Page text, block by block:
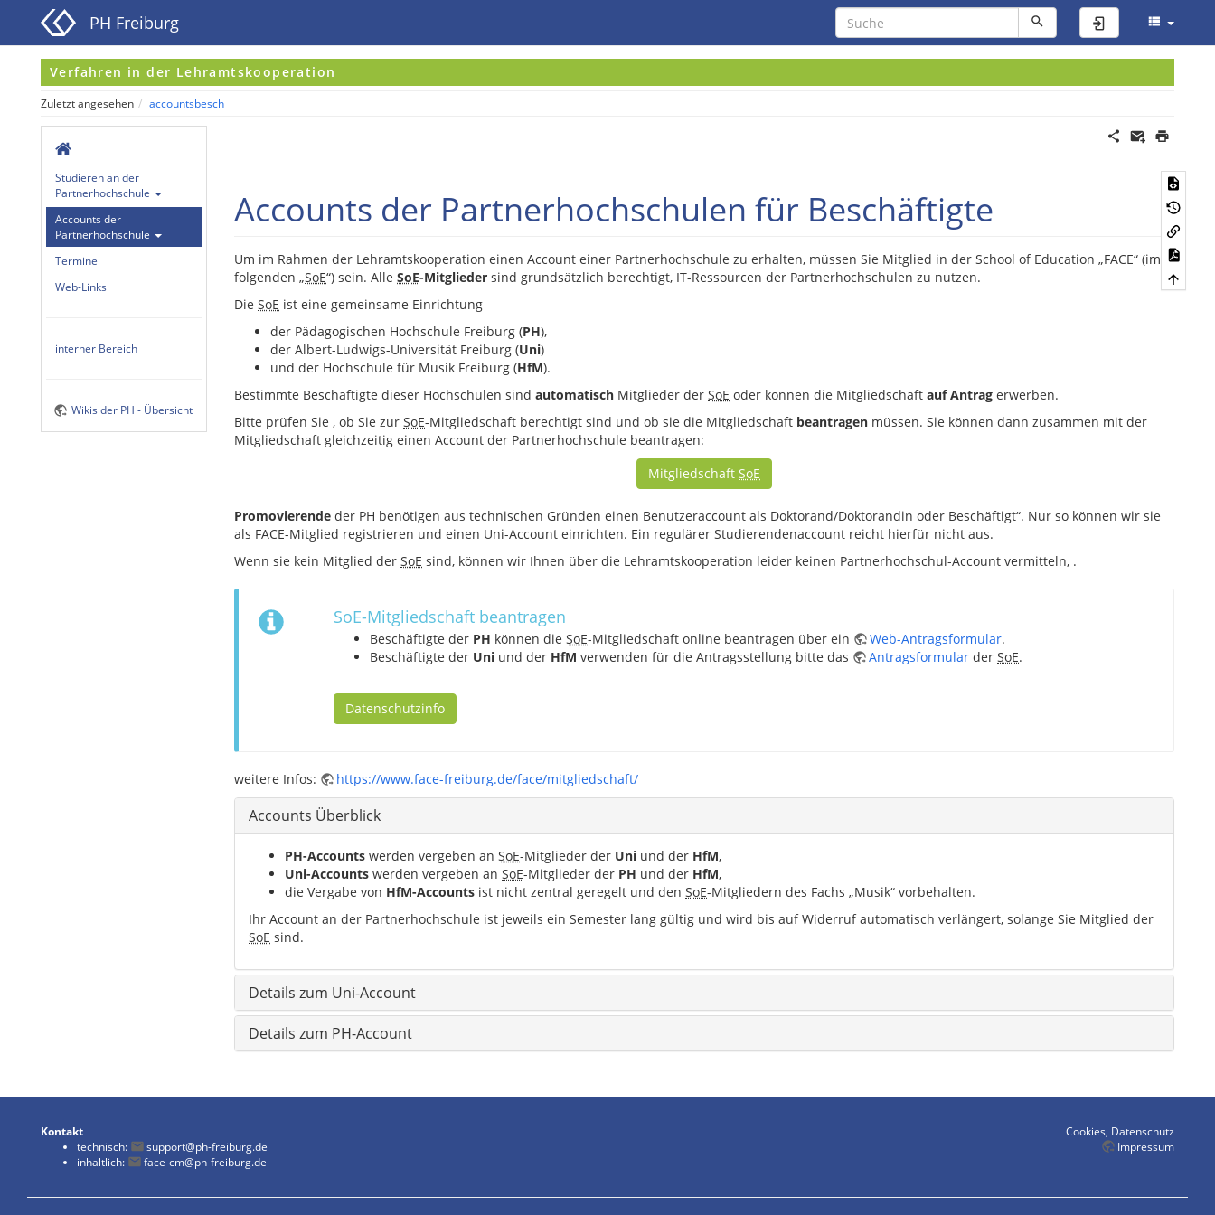
PH Freiburg Anmelden
Verfahren in der Lehramtskooperation
Zuletzt angesehen accountsbesch
Studieren an der
Partnerhochschule
Accounts der
Partnerhochschule
Termine
Web-Links
interner Bereich
Wikis der PH - Übersicht
Accounts der Partnerhochschulen für Beschäftigte
Um im Rahmen der Lehramtskooperation einen Account einer Partnerhochschule zu erhalten, müssen Sie Mitglied in der School of Education „FACE“ (im
folgenden „SoE“) sein. Alle SoE-Mitglieder sind grundsätzlich berechtigt, IT-Ressourcen der Partnerhochschulen zu nutzen.
Die SoE ist eine gemeinsame Einrichtung
der Pädagogischen Hochschule Freiburg (PH),
der Albert-Ludwigs-Universität Freiburg (Uni)
und der Hochschule für Musik Freiburg (HfM).
Bestimmte Beschäftigte dieser Hochschulen sind automatisch Mitglieder der SoE oder können die Mitgliedschaft auf Antrag erwerben.
Bitte prüfen Sie , ob Sie zur SoE-Mitgliedschaft berechtigt sind und ob sie die Mitgliedschaft beantragen müssen. Sie können dann zusammen mit der
Mitgliedschaft gleichzeitig einen Account der Partnerhochschule beantragen:
Mitgliedschaft SoE
Promovierende der PH benötigen aus technischen Gründen einen Benutzeraccount als Doktorand/Doktorandin oder Beschäftigt“. Nur so können wir sie
als FACE-Mitglied registrieren und einen Uni-Account einrichten. Ein regulärer Studierendenaccount reicht hierfür nicht aus.
Wenn sie kein Mitglied der SoE sind, können wir Ihnen über die Lehramtskooperation leider keinen Partnerhochschul-Account vermitteln, .
SoE-Mitgliedschaft beantragen
Beschäftigte der PH können dieSoE-Mitgliedschaft online beantragen über ein Web-Antragsformular.
Beschäftigte der Uni und der HfM verwenden für die Antragsstellung bitte das Antragsformular derSoE.
Datenschutzinfo
weitere Infos: https://www.face-freiburg.de/face/mitgliedschaft/
Accounts Überblick
PH-Accounts werden vergeben an SoE-Mitglieder der Uni und der HfM,
Uni-Accounts werden vergeben an SoE-Mitglieder der PH und der HfM,
die Vergabe von HfM-Accounts ist nicht zentral geregelt und den SoE-Mitgliedern des Fachs „Musik“ vorbehalten.
Ihr Account an der Partnerhochschule ist jeweils ein Semester lang gültig und wird bis auf Widerruf automatisch verlängert, solange Sie Mitglied der
SoE sind.
Details zum Uni-Account
Details zum PH-Account
Kontakt
technisch:
support@ph-freiburg.de
inhaltlich:
face-cm@ph-freiburg.de
Cookies, Datenschutz
Impressum